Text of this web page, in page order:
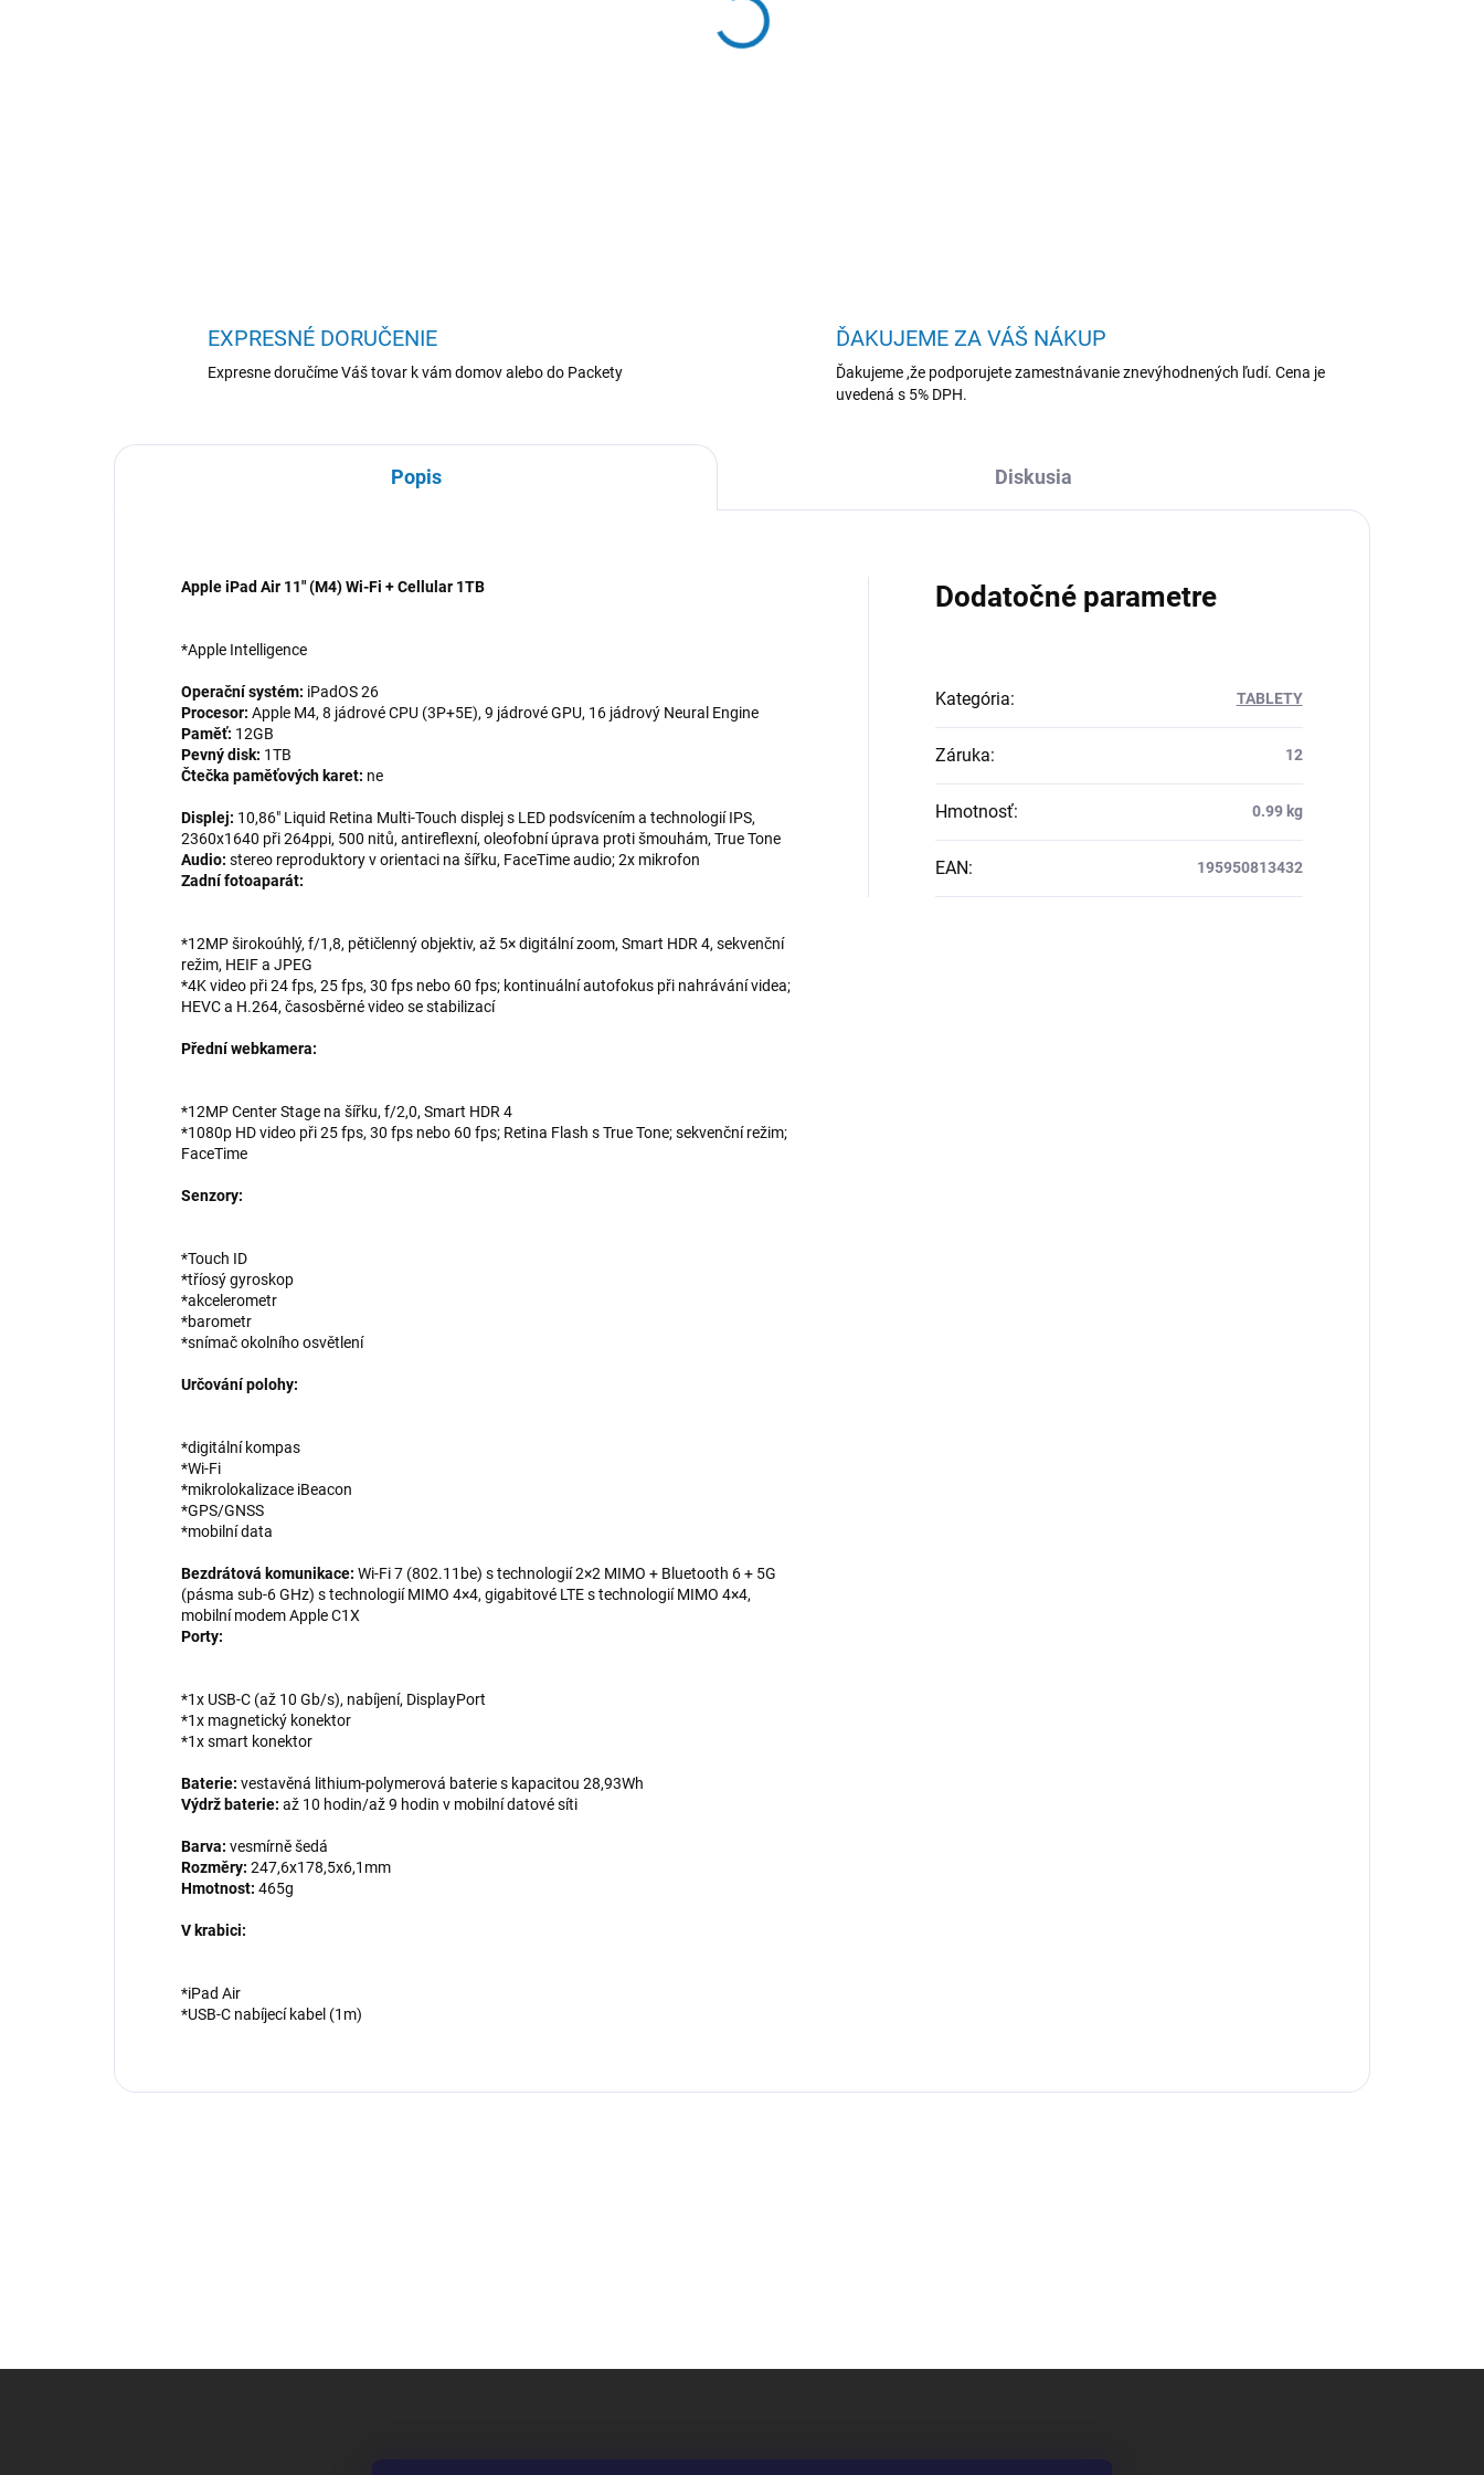
EXPRESNÉ DORUČENIE
Expresne doručíme Váš tovar k vám domov alebo do Packety
ĎAKUJEME ZA VÁŠ NÁKUP
Ďakujeme ,že podporujete zamestnávanie znevýhodnených ľudí. Cena je
uvedená s 5% DPH.
Popis Diskusia
Apple iPad Air 11" (M4) Wi-Fi + Cellular 1TB
*Apple Intelligence
Operační systém: iPadOS 26
Procesor: Apple M4, 8 jádrové CPU (3P+5E), 9 jádrové GPU, 16 jádrový Neural Engine
Paměť: 12GB
Pevný disk: 1TB
Čtečka paměťových karet: ne
Displej: 10,86" Liquid Retina Multi-Touch displej s LED podsvícením a technologií IPS,
2360x1640 při 264ppi, 500 nitů, antireflexní, oleofobní úprava proti šmouhám, True Tone
Audio: stereo reproduktory v orientaci na šířku, FaceTime audio; 2x mikrofon
Zadní fotoaparát:
*12MP širokoúhlý, f/1,8, pětičlenný objektiv, až 5× digitální zoom, Smart HDR 4, sekvenční
režim, HEIF a JPEG
*4K video při 24 fps, 25 fps, 30 fps nebo 60 fps; kontinuální autofokus při nahrávání videa;
HEVC a H.264, časosběrné video se stabilizací
Přední webkamera:
*12MP Center Stage na šířku, f/2,0, Smart HDR 4
*1080p HD video při 25 fps, 30 fps nebo 60 fps; Retina Flash s True Tone; sekvenční režim;
FaceTime
Senzory:
*Touch ID
*tříosý gyroskop
*akcelerometr
*barometr
*snímač okolního osvětlení
Určování polohy:
*digitální kompas
*Wi-Fi
*mikrolokalizace iBeacon
*GPS/GNSS
*mobilní data
Bezdrátová komunikace: Wi-Fi 7 (802.11be) s technologií 2×2 MIMO + Bluetooth 6 + 5G
(pásma sub-6 GHz) s technologií MIMO 4×4, gigabitové LTE s technologií MIMO 4×4,
mobilní modem Apple C1X
Porty:
*1x USB-C (až 10 Gb/s), nabíjení, DisplayPort
*1x magnetický konektor
*1x smart konektor
Baterie: vestavěná lithium-polymerová baterie s kapacitou 28,93Wh
Výdrž baterie: až 10 hodin/až 9 hodin v mobilní datové síti
Barva: vesmírně šedá
Rozměry: 247,6x178,5x6,1mm
Hmotnost: 465g
V krabici:
*iPad Air
*USB-C nabíjecí kabel (1m)
Dodatočné parametre
Kategória: TABLETY
Záruka: 12
Hmotnosť: 0.99 kg
EAN: 195950813432